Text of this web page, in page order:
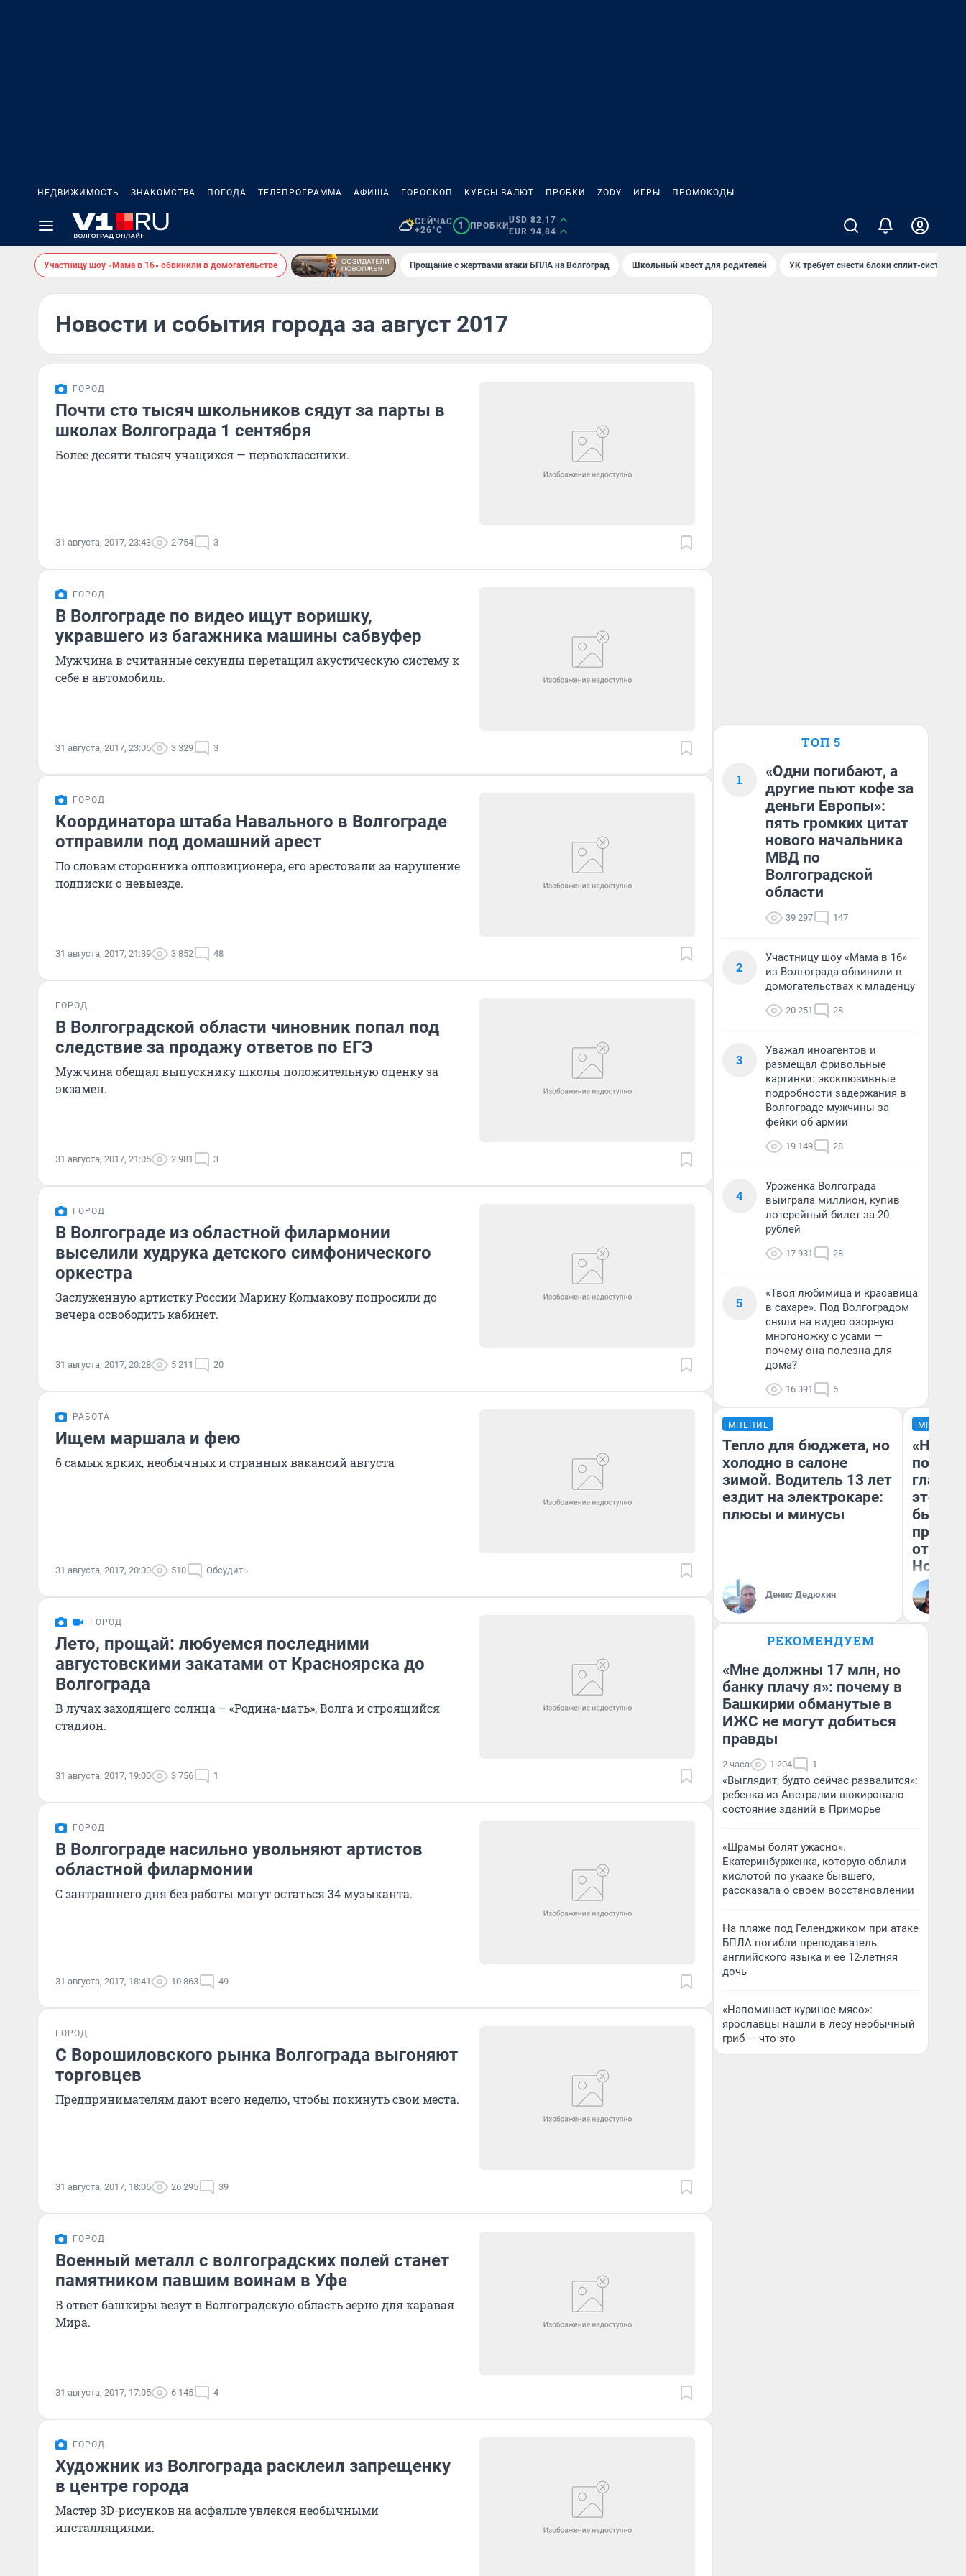
НЕДВИЖИМОСТЬ ЗНАКОМСТВА ПОГОДА ТЕЛЕПРОГРАММА АФИША ГОРОСКОП КУРСЫ ВАЛЮТ ПРОБКИ ZODY ИГРЫ ПРОМОКОДЫ
СЕЙЧАС
+26°C
1 ПРОБКИ
USD 82,17
EUR 94,84
Участницу шоу «Мама в 16» обвинили в домогательстве Прощание с жертвами атаки БПЛА на Волгоград Школьный квест для родителей УК требует снести блоки сплит-систем
Новости и события города за август 2017
ГОРОД
Почти сто тысяч школьников сядут за парты в
школах Волгограда 1 сентября
Более десяти тысяч учащихся — первоклассники.
31 августа, 2017, 23:43 2 754 3
ГОРОД
В Волгограде по видео ищут воришку,
укравшего из багажника машины сабвуфер
Мужчина в считанные секунды перетащил акустическую систему к
себе в автомобиль.
31 августа, 2017, 23:05 3 329 3
ГОРОД
Координатора штаба Навального в Волгограде
отправили под домашний арест
По словам сторонника оппозиционера, его арестовали за нарушение
подписки о невыезде.
31 августа, 2017, 21:39 3 852 48
ГОРОД
В Волгоградской области чиновник попал под
следствие за продажу ответов по ЕГЭ
Мужчина обещал выпускнику школы положительную оценку за
экзамен.
31 августа, 2017, 21:05 2 981 3
ГОРОД
В Волгограде из областной филармонии
выселили худрука детского симфонического
оркестра
Заслуженную артистку России Марину Колмакову попросили до
вечера освободить кабинет.
31 августа, 2017, 20:28 5 211 20
РАБОТА
Ищем маршала и фею
6 самых ярких, необычных и странных вакансий августа
31 августа, 2017, 20:00 510 Обсудить
ГОРОД
Лето, прощай: любуемся последними
августовскими закатами от Красноярска до
Волгограда
В лучах заходящего солнца – «Родина-мать», Волга и строящийся
стадион.
31 августа, 2017, 19:00 3 756 1
ГОРОД
В Волгограде насильно увольняют артистов
областной филармонии
С завтрашнего дня без работы могут остаться 34 музыканта.
31 августа, 2017, 18:41 10 863 49
ГОРОД
С Ворошиловского рынка Волгограда выгоняют
торговцев
Предпринимателям дают всего неделю, чтобы покинуть свои места.
31 августа, 2017, 18:05 26 295 39
ГОРОД
Военный металл с волгоградских полей станет
памятником павшим воинам в Уфе
В ответ башкиры везут в Волгоградскую область зерно для каравая
Мира.
31 августа, 2017, 17:05 6 145 4
ГОРОД
Художник из Волгограда расклеил запрещенку
в центре города
Мастер 3D-рисунков на асфальте увлекся необычными
инсталляциями.
ТОП 5
1
«Одни погибают, а
другие пьют кофе за
деньги Европы»:
пять громких цитат
нового начальника
МВД по
Волгоградской
области
39 297 147
2
Участницу шоу «Мама в 16»
из Волгограда обвинили в
домогательствах к младенцу
20 251 28
3
Уважал иноагентов и
размещал фривольные
картинки: эксклюзивные
подробности задержания в
Волгограде мужчины за
фейки об армии
19 149 28
4
Уроженка Волгограда
выиграла миллион, купив
лотерейный билет за 20
рублей
17 931 28
5
«Твоя любимица и красавица
в сахаре». Под Волгоградом
сняли на видео озорную
многоножку с усами —
почему она полезна для
дома?
16 391 6
МНЕНИЕ
Тепло для бюджета, но
холодно в салоне
зимой. Водитель 13 лет
ездит на электрокаре:
плюсы и минусы
Денис Дедюхин
МНЕНИЕ
этого
бьет
отзыв
Нолана
РЕКОМЕНДУЕМ
«Мне должны 17 млн, но
банку плачу я»: почему в
Башкирии обманутые в
ИЖС не могут добиться
правды
2 часа 1 204 1
«Выглядит, будто сейчас развалится»:
ребенка из Австралии шокировало
состояние зданий в Приморье
«Шрамы болят ужасно».
Екатеринбурженка, которую облили
кислотой по указке бывшего,
рассказала о своем восстановлении
На пляже под Геленджиком при атаке
БПЛА погибли преподаватель
английского языка и ее 12-летняя
дочь
«Напоминает куриное мясо»:
ярославцы нашли в лесу необычный
гриб — что это